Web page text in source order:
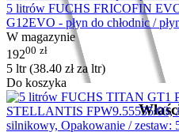
5 litrów FUCHS FRICOFIN
G12EVO - płyn do chłodnic /
W magazynie
19200 zł
5 ltr (38.40 złza ltr)
Do koszyka